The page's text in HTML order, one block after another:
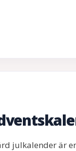
julkalender är